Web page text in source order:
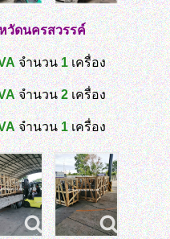
วัดนครสวรรค์
จำนวน1เครื่อง
จำนวน2เครื่อง
จำนวน1เครื่อง